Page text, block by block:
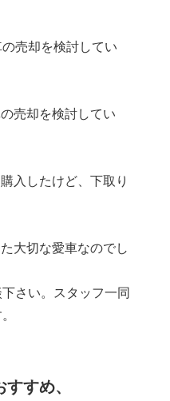
売却を検討してい
売却を検討してい
入したけど、下取り
大切な愛車なのでし
さい。スタッフ一同
すめ、